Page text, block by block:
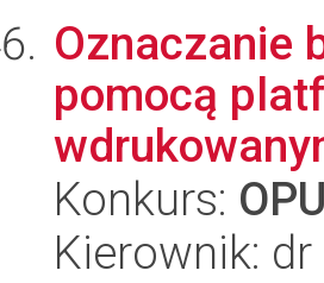
Oznaczanie
pomocą
Konkurs:
Kierownik: